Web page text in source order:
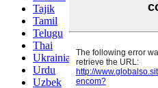
Tajik
Tamil
Telugu
Thai
Ukrainian
Urdu
Uzbek